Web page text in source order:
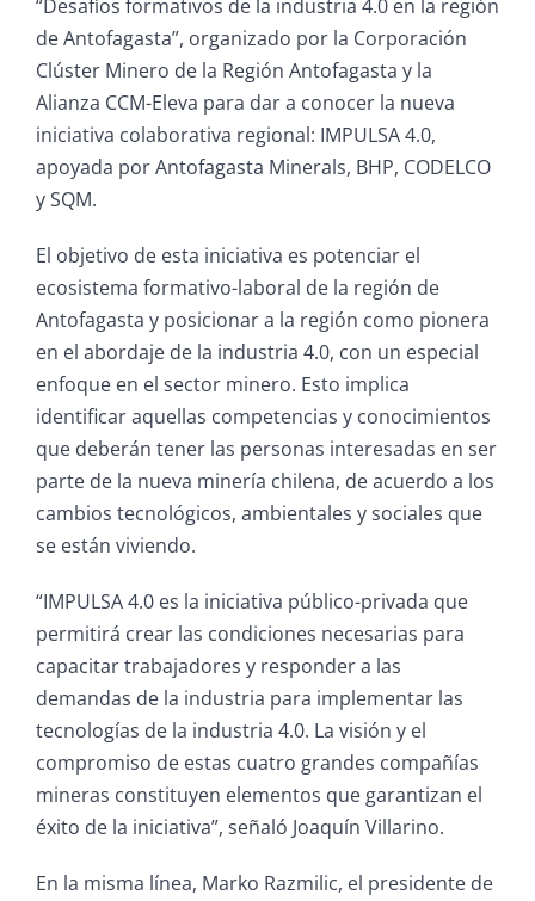
“Desafíos formativos de la industria 4.0 en la región
de Antofagasta”, organizado por la Corporación
Clúster Minero de la Región Antofagasta y la
Alianza CCM-Eleva para dar a conocer la nueva
iniciativa colaborativa regional: IMPULSA 4.0,
apoyada por Antofagasta Minerals, BHP, CODELCO
y SQM.
El objetivo de esta iniciativa es potenciar el
ecosistema formativo-laboral de la región de
Antofagasta y posicionar a la región como pionera
en el abordaje de la industria 4.0, con un especial
enfoque en el sector minero. Esto implica
identificar aquellas competencias y conocimientos
que deberán tener las personas interesadas en ser
parte de la nueva minería chilena, de acuerdo a los
cambios tecnológicos, ambientales y sociales que
se están viviendo.
“IMPULSA 4.0 es la iniciativa público-privada que
permitirá crear las condiciones necesarias para
capacitar trabajadores y responder a las
demandas de la industria para implementar las
tecnologías de la industria 4.0. La visión y el
compromiso de estas cuatro grandes compañías
mineras constituyen elementos que garantizan el
éxito de la iniciativa”, señaló Joaquín Villarino.
En la misma línea, Marko Razmilic, el presidente de